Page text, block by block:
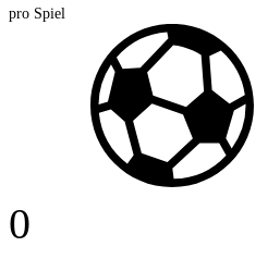
pro Spiel
0